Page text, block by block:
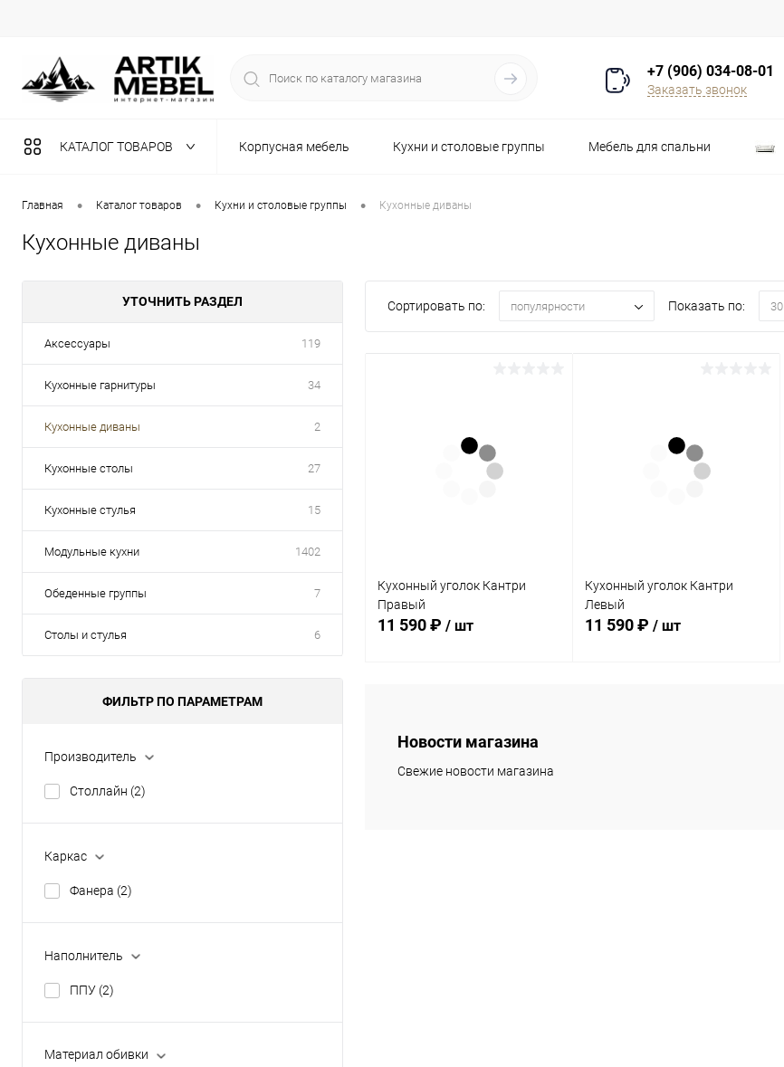
+7 (906) 034-08-01
Заказать звонок
КАТАЛОГ ТОВАРОВ Корпусная мебель Кухни и столовые группы Мебель для спальни
Разная мебель Распродажа
Главная • Каталог товаров • Кухни и столовые группы • Кухонные диваны
Кухонные диваны
УТОЧНИТЬ РАЗДЕЛ
Аксессуары 119
Кухонные гарнитуры 34
Кухонные диваны 2
Кухонные столы 27
Кухонные стулья 15
Модульные кухни 1402
Обеденные группы 7
Столы и стулья 6
ФИЛЬТР ПО ПАРАМЕТРАМ
Производитель
Столлайн (2)
Каркас
Фанера (2)
Наполнитель
ППУ (2)
Материал обивки
Сортировать по: популярности Показать по: 30
Кухонный уголок Кантри
Правый
11 590 ₽ / шт
Купить в 1
клик
Сравнение
Кухонный уголок Кантри
Левый
11 590 ₽ / шт
Новости магазина
Свежие новости магазина